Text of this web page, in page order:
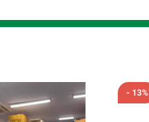
- 13%